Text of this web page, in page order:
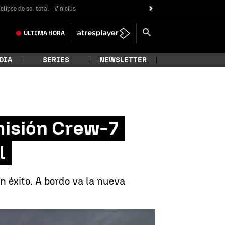
de sol total Vinicius
ÚLTIMA HORA
SERIES NEWSLETTER
Crew-7
éxito. A bordo va la nueva